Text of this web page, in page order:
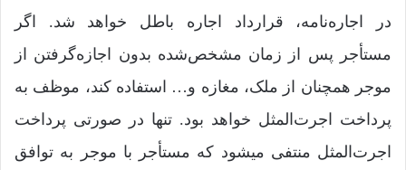
در اجاره‌نامه، قرارداد اجاره باطل خواهد شد. اگر
مستأجر پس از زمان مشخص‌شده بدون اجازه‌گرفتن از
موجر همچنان از ملک، مغازه و… استفاده کند، موظف به
پرداخت اجرت‌المثل خواهد بود. تنها در صورتی پرداخت
اجرت‌المثل منتفی میشود که مستأجر با موجر به توافق